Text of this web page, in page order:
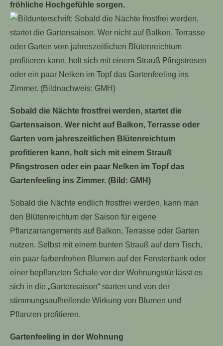
fröhliche Hochgefühle sorgen.
Sobald die Nächte frostfrei werden, startet die
Gartensaison. Wer nicht auf Balkon, Terrasse oder
Garten vom jahreszeitlichen Blütenreichtum
profitieren kann, holt sich mit einem Strauß
Pfingstrosen oder ein paar Nelken im Topf das
Gartenfeeling ins Zimmer. (Bild: GMH)
Sobald die Nächte endlich frostfrei werden, kann man
den Blütenreichtum der Saison für eigene
Pflanzarrangements auf Balkon, Terrasse oder Garten
nutzen. Selbst mit einem bunten Strauß auf dem Tisch,
ein paar farbenfrohen Blumen auf der Fensterbank oder
einer bepflanzten Schale vor der Wohnungstür lässt es
sich in die „Gartensaison“ starten und von der
stimmungsaufhellende Wirkung von Blumen und
Pflanzen profitieren.
Gartenfeeling in der Wohnung